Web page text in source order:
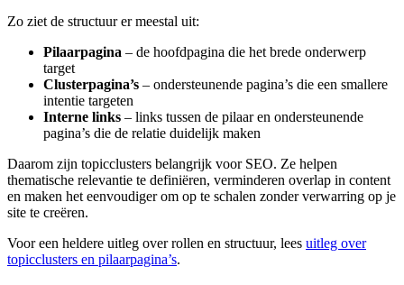
Zo ziet de structuur er meestal uit:
Pilaarpagina – de hoofdpagina die het brede onderwerp
target
Clusterpagina’s – ondersteunende pagina’s die een smallere
intentie targeten
Interne links – links tussen de pilaar en ondersteunende
pagina’s die de relatie duidelijk maken
Daarom zijn topicclusters belangrijk voor SEO. Ze helpen
thematische relevantie te definiëren, verminderen overlap in content
en maken het eenvoudiger om op te schalen zonder verwarring op je
site te creëren.
Voor een heldere uitleg over rollen en structuur, lees uitleg over
topicclusters en pilaarpagina’s.